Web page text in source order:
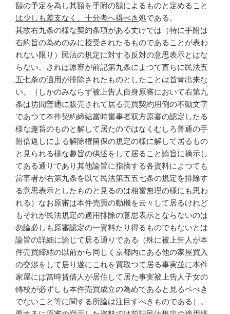
額の予定を為し其額を手附の額によるものと定めること
は少しも差支なく、十分考へ得べき処である。
其故右九条の様な契約条項がある丈けでは（特に手附は
右約旨の為めのみに授受されたるものであることが表わ
れない限り）民法の規定に対する反対の意思表示とはな
らない。されば原審が前記第九条によつて直ちに民法五
五七条の適用が排除されたものとしたことは首肯出来な
い。（しかのみならず被上告人自身原審において右第九
条は坊間普通に販売されて居る売買契約用例の不動文字
であつて本件契約締結當時當事者双方原審の認定したる
様な趣旨のものと解して居たのではなくむしろ普通の手
附倍返しによる解除権留保の規定の様に解して居るもの
と見られる様な趣旨の供述をして居ること論旨に摘示し
てある通りであり其他論旨に指摘する各資料によつても
當事者が右第九条を以て民法第五五七条の規定を排除す
る意思表示としたものと見るのは相當無理の様にも思わ
れる）なお原審は本件売買の動機を云々して居るけれど
もそれが民法規定の適用排除の意思表示とならないのは
勿論必しも原審認定の一資料たり得るものでもないとは
論旨の詳細に論じて居る通りである（殊に被上告人が本
件売買締結の以前から同じく京都内にある他の家屋買入
の交渉をして居り遂にこれを買取つて居る事実並に本件
家屋には當時賃借人が居住して居た事実被上告人子女の
轉校が必ずしも本件売買成立の為めであると見るベべき
でないこと等に関する所論は注目すべきものである）。